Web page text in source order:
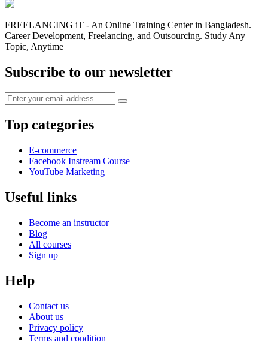
FREELANCING iT - An Online Training Center in Bangladesh.
Career Development, Freelancing, and Outsourcing. Study Any
Topic, Anytime
Subscribe to our newsletter
Top categories
E-commerce
Facebook Instream Course
YouTube Marketing
Useful links
Become an instructor
Blog
All courses
Sign up
Help
Contact us
About us
Privacy policy
Terms and condition